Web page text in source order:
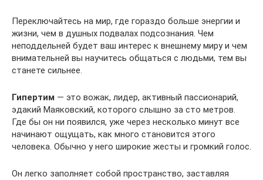
Переключайтесь на мир, где гораздо больше энергии и
жизни, чем в душных подвалах подсознания. Чем
неподдельней будет ваш интерес к внешнему миру и чем
внимательней вы научитесь общаться с людьми, тем вы
станете сильнее.
Гипертим — это вожак, лидер, активный пассионарий,
эдакий Маяковский, которого слышно за сто метров.
Где бы он ни появился, уже через несколько минут все
начинают ощущать, как много становится этого
человека. Обычно у него широкие жесты и громкий голос.
Он легко заполняет собой пространство, заставляя